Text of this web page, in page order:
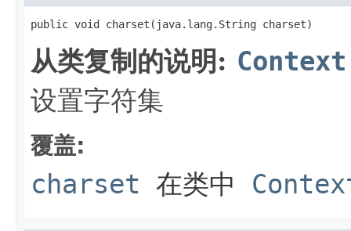
public void charset(java.lang.String charset)
从类复制的说明: Context
设置字符集
覆盖:
charset 在类中